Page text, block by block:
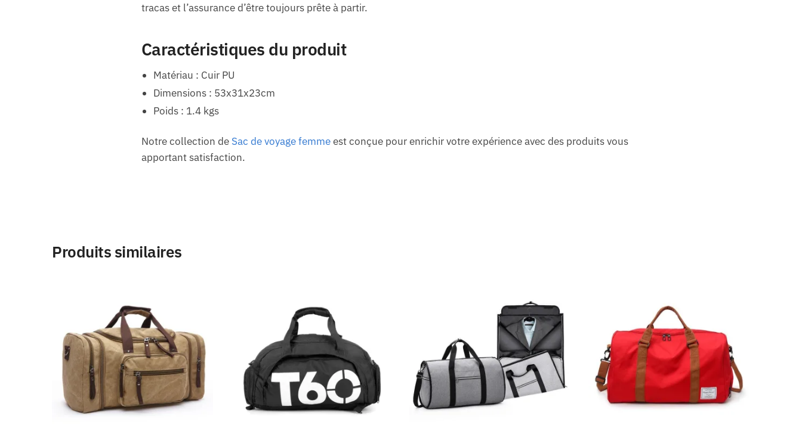
tracas et l’assurance d’être toujours prête à partir.
Caractéristiques du produit
Matériau : Cuir PU
Dimensions : 53x31x23cm
Poids : 1.4 kgs
Notre collection de Sac de voyage femmeest conçue pour enrichir votre expérience avec des produits vous
apportant satisfaction.
Produits similaires